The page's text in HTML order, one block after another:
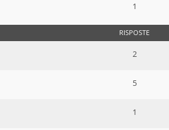
1
RISPOSTE
2
5
1